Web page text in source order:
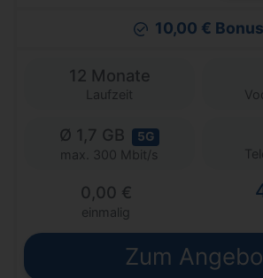
10,00 € Bonus
12 Monate
Laufzeit
Ø 1,7 GB 5G
max. 300 Mbit/s
0,00 €
einmalig
Zum